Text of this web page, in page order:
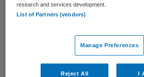
anderzijds typerend voor de
verpleeghuizen; een plek
vandaan komt.
Associaties
research and services development.
List of Partners (vendors)
Manage Preferences
Reject All I